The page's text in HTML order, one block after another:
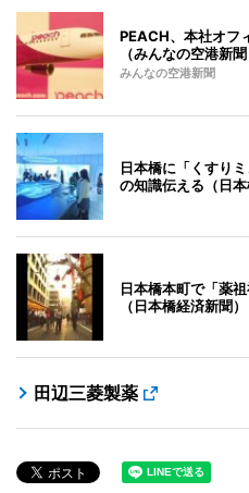
PEACH、本社オフ
（みんなの空港新聞
みんなの空港新聞
日本橋に「くすり
の知識伝える（日本
日本橋本町で「薬
（日本橋経済新聞）
田辺三菱製薬